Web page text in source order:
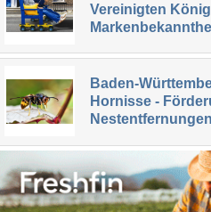
Vereinigten
Baden-
Hornisse -